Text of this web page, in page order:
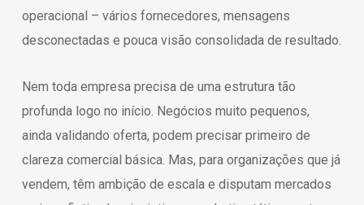
operacional – vários fornecedores, mensagens
desconectadas e pouca visão consolidada de resultado.
Nem toda empresa precisa de uma estrutura tão
profunda logo no início. Negócios muito pequenos,
ainda validando oferta, podem precisar primeiro de
clareza comercial básica. Mas, para organizações que já
vendem, têm ambição de escala e disputam mercados